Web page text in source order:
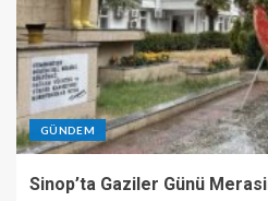
GÜNDEM
Sinop’ta Gaziler Günü